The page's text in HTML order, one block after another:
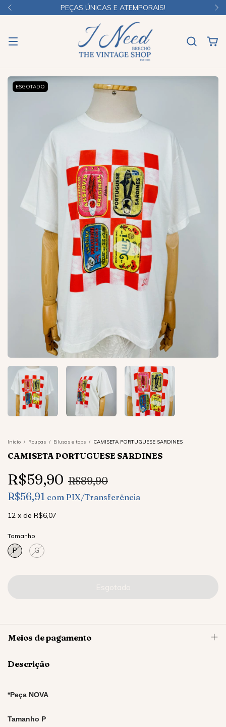
PEÇAS ÚNICAS E ATEMPORAIS!
ESGOTADO
Início / Roupas / Blusas e tops / CAMISETA PORTUGUESE SARDINES
CAMISETA PORTUGUESE SARDINES
R$59,90 R$89,90
R$56,91 com PIX/Transferência
12 x de R$6,07
Tamanho
P G
Meios de pagamento
Descrição
*Peça NOVA
Tamanho P